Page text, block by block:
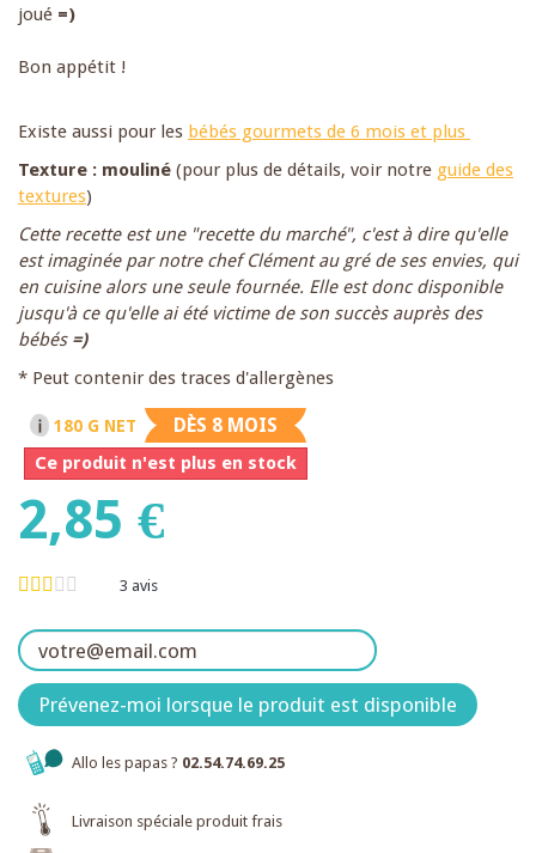
joué =)
Bon appétit !
Existe aussi pour les bébés gourmets de 6 mois et plus
Texture : mouliné (pour plus de détails, voir notre guide des
textures)
Cette recette est une "recette du marché", c'est à dire qu'elle
est imaginée par notre chef Clément au gré de ses envies, qui
en cuisine alors une seule fournée. Elle est donc disponible
jusqu'à ce qu'elle ai été victime de son succès auprès des
bébés =)
* Peut contenir des traces d'allergènes
180 G NET DÈS 8 MOIS
Ce produit n'est plus en stock
2,85 €
3 avis
Prévenez-moi lorsque le produit est disponible
Allo les papas ? 02.54.74.69.25
Livraison spéciale produit frais